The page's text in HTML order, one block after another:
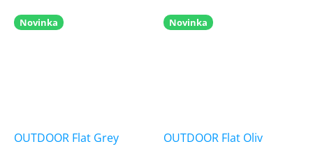
Novinka
OUTDOOR Flat Grey
Novinka
OUTDOOR Flat Oliv